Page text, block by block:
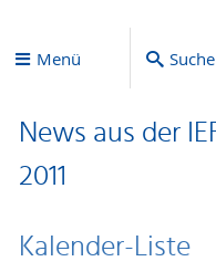
Menü Suche
News aus der
2011
Kalender-Liste